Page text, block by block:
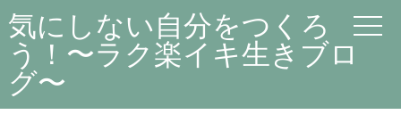
気にしない自分をつくろ
う！〜ラク楽イキ生きブロ
グ〜